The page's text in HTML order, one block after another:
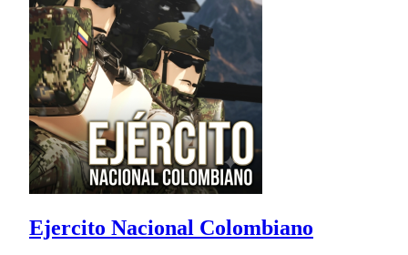
Ejercito Nacional Colombiano